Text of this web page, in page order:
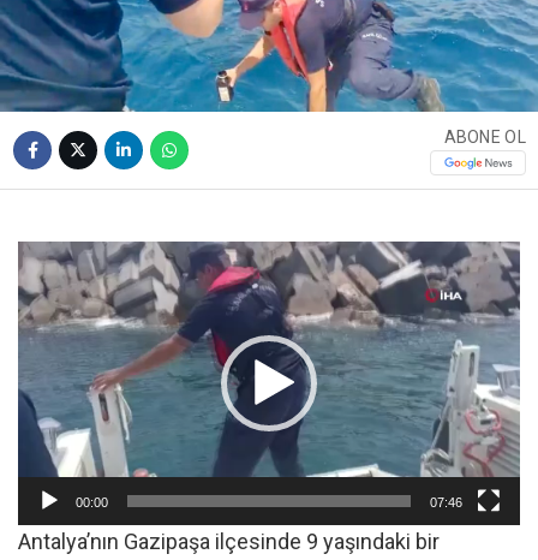
ABONE OL
Video
oynatıcı
00:00 07:46
Antalya’nın Gazipaşa ilçesinde 9 yaşındaki bir